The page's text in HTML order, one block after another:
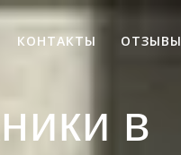
КОНТАКТЫ ОТЗЫВЫ
в